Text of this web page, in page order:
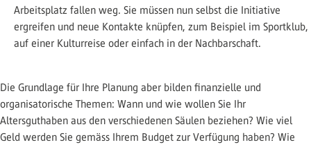
Arbeitsplatz fallen weg. Sie müssen nun selbst die Initiative
ergreifen und neue Kontakte knüpfen, zum Beispiel im Sportklub,
auf einer Kulturreise oder einfach in der Nachbarschaft.
Die Grundlage für Ihre Planung aber bilden finanzielle und
organisatorische Themen: Wann und wie wollen Sie Ihr
Altersguthaben aus den verschiedenen Säulen beziehen? Wie viel
Geld werden Sie gemäss Ihrem Budget zur Verfügung haben? Wie